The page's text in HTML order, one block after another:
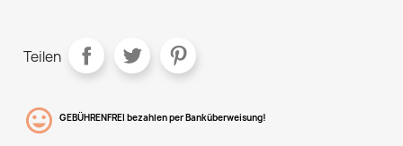
Teilen
GEBÜHRENFREI bezahlen per Banküberweisung!